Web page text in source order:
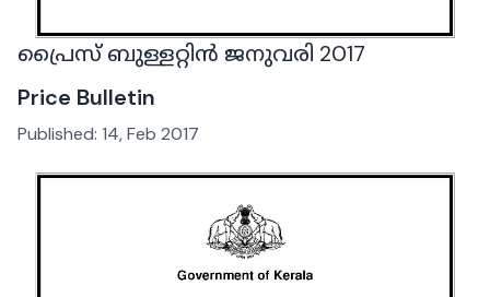
പ്രൈസ് ബുള്ളറ്റിൻ ജനുവരി 2017
Price Bulletin
Published: 14, Feb 2017